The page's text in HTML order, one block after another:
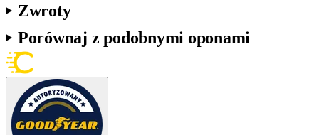
Zwroty
Porównaj z podobnymi oponami